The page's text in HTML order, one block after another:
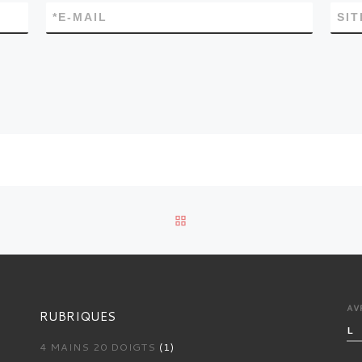
E-MAIL
*
RETOUR À LA LISTE DES
RUBRIQUES
4 MAINS 20 DOIGTS (1)
L